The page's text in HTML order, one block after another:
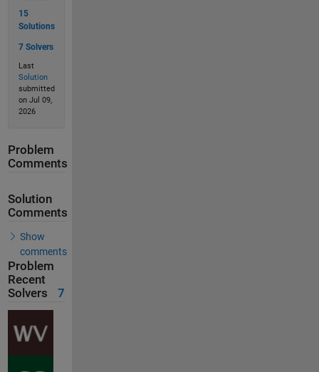
15
Solutions
7 Solvers
Last
Solution
submitted
on Jul 09,
2026
Problem
Comments
Solution
Comments
Show
comments
Problem
Recent
Solvers
7